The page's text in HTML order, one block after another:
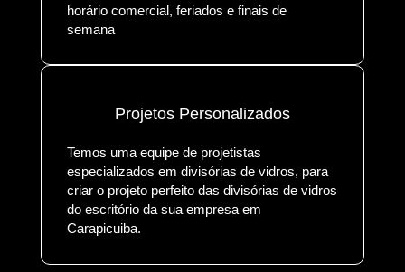
horário comercial, feriados e finais de
semana
Projetos Personalizados
Temos uma equipe de projetistas
especializados em divisórias de vidros, para
criar o projeto perfeito das divisórias de vidros
do escritório da sua empresa em
Carapicuiba.